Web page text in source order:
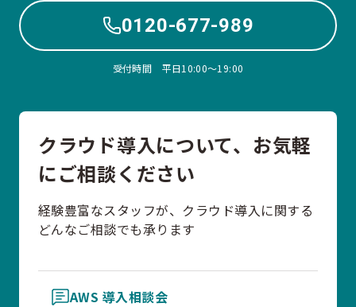
0120-677-989
受付時間 平日10:00〜19:00
クラウド導入について、お気軽
にご相談ください
経験豊富なスタッフが、クラウド導入に関する
どんなご相談でも承ります
AWS 導入相談会